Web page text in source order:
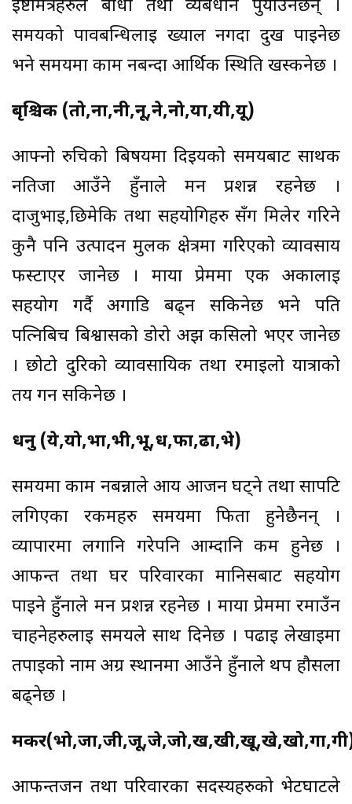
ईष्टमित्रहरुले बाधा तथा व्यबधान पुर्याउनेछन् ।
समयको पावबन्धिलाई ख्याल नगर्दा दुख पाईनेछ
भने समयमा काम नबन्दा आर्थिक स्थिति खस्कनेछ ।
बृश्चिक (तो,ना,नी,नू,ने,नो,या,यी,यू)
आफ्नो रुचिको बिषयमा दिईयको समयबाट सार्थक
नतिजा आउँने हुँनाले मन प्रशन्न रहनेछ ।
दाजुभाई,छिमेकि तथा सहयोगिहरु सँग मिलेर गरिने
कुनै पनि उत्पादन मुलक क्षेत्रमा गरिएको व्यावसाय
फस्टाएर जानेछ । माया प्रेममा एक अर्कालाई
सहयोग गर्दै अगाडि बढ्न सकिनेछ भने पति
पत्निबिच बिश्वासको डोरो अझ कसिलो भएर जानेछ
। छोटो दुरिको व्यावसायिक तथा रमाईलो यात्राको
तय गर्न सकिनेछ ।
धनु (ये,यो,भा,भी,भू,ध,फा,ढा,भे)
समयमा काम नबन्नाले आय आर्जन घट्ने तथा सापटि
लगिएका रकमहरु समयमा फिर्ता हुनेछैनन् ।
व्यापारमा लगानि गरेपनि आम्दानि कम हुनेछ ।
आफन्त तथा घर परिवारका मानिसबाट सहयोग
पाईने हुँनाले मन प्रशन्न रहनेछ । माया प्रेममा रमाउँन
चाहनेहरुलाई समयले साथ दिनेछ । पढाई लेखाईमा
तपाईको नाम अग्र स्थानमा आउँने हुँनाले थप हौसला
बढ्नेछ ।
आफन्तजन तथा परिवारका सदस्यहरुको भेटघाटले